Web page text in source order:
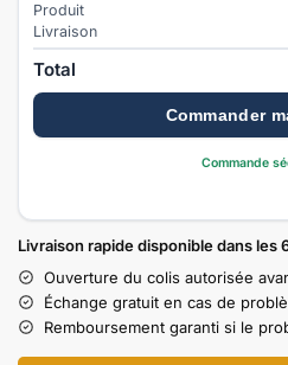
Produit
Livraison
Total
Commander
Commande
Livraison rapide disponible dans les
Ouverture du colis autorisée
Échange gratuit en cas de
Remboursement garanti si le